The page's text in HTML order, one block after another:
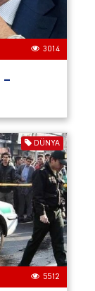
3014
–
DÜNYA
5512